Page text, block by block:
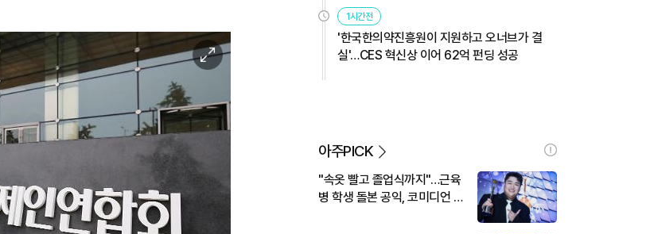
이
미
지
확
1시간전
'한국한의약진흥원이 지원하고 오너브가 결
실'…CES 혁신상 이어 62억 펀딩 성공
아주PICK
"속옷 빨고 졸업식까지"…근육
병 학생 돌본 공익, 코미디언 김